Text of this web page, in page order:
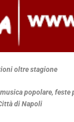
oltre stagione
popolare,
di Napoli